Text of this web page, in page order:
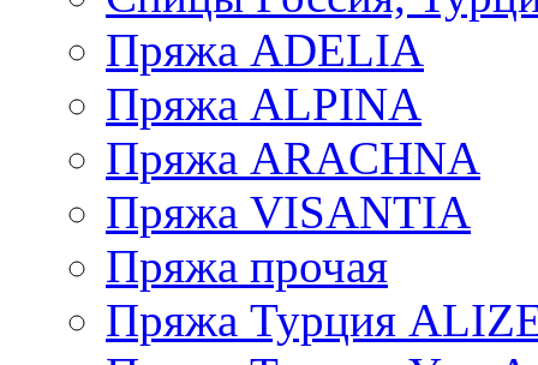
Пряжа ADELIA
Пряжа ALPINA
Пряжа ARACHNA
Пряжа VISANTIA
Пряжа прочая
Пряжа Турция